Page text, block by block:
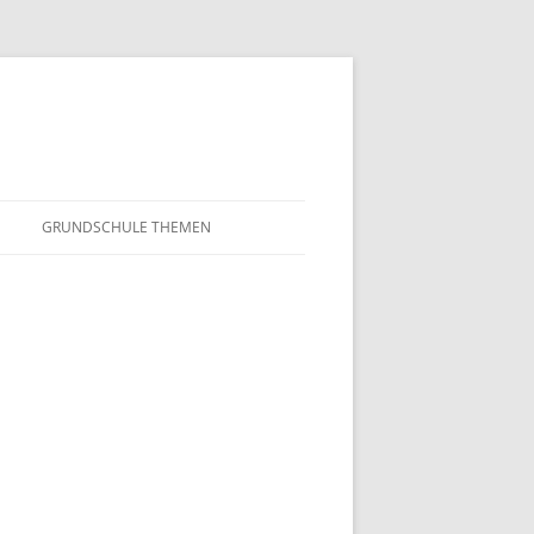
GRUNDSCHULE THEMEN